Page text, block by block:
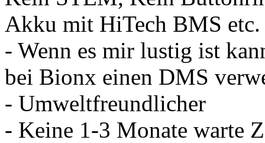
Akku mit HiTech BMS etc.
- Wenn es mir lustig ist
bei Bionx einen DMS
- Umweltfreundlicher
- Keine 1-3 Monate warte